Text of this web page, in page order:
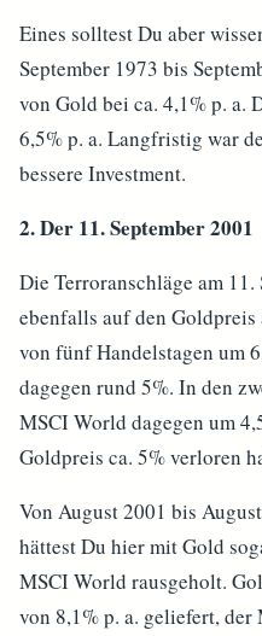
Eines solltest Du aber
September 1973 bis
von Gold bei ca. 4,1% p. a.
6,5% p. a. Langfristig war
bessere Investment.
2. Der 11. September 2001
Die Terroranschläge am
ebenfalls auf den
von fünf Handelstagen um
dagegen rund 5%. In den
MSCI World dagegen um
Goldpreis ca. 5% verloren
Von August 2001 bis
hättest Du hier mit Gold
MSCI World rausgeholt.
von 8,1% p. a. geliefert,